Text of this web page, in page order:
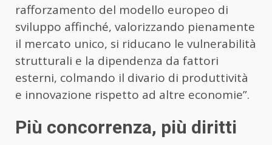
rafforzamento del modello europeo di
sviluppo affinché, valorizzando pienamente
il mercato unico, si riducano le vulnerabilità
strutturali e la dipendenza da fattori
esterni, colmando il divario di produttività
e innovazione rispetto ad altre economie”.
Più concorrenza, più diritti